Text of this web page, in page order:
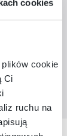
cookies
cookie:
Ci
ruchu na